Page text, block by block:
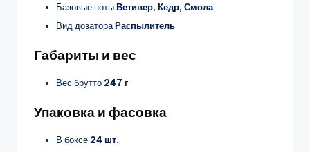
Базовые нотыВетивер, Кедр, Смола
Вид дозатораРаспылитель
Габариты и вес
Вес брутто 247 г
Упаковка и фасовка
В боксе 24 шт.